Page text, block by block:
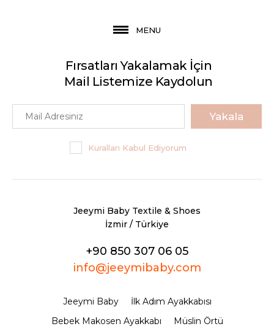
MENU
Fırsatları Yakalamak İçin
Mail Listemize Kaydolun
Yakala
Kuralları Kabul Ediyorum
Jeeymi Baby Textile & Shoes
İzmir / Türkiye
+90 850 307 06 05
info@jeeymibaby.com
Jeeymi Baby
İlk Adım Ayakkabısı
Bebek Makosen Ayakkabı
Müslin Örtü